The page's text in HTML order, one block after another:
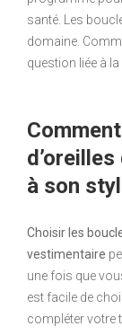
santé. Les
domaine.
question liée à la
à son
Choisir les
vestimentaire
une fois que
est facile de
compléter votre